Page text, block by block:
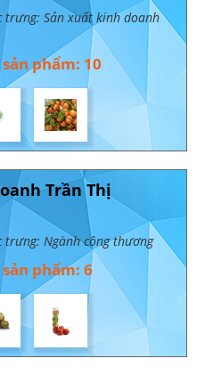
trưng: Sản xuất kinh doanh
sản phẩm: 10
Trần Thị
trưng: Ngành công thương
sản phẩm: 6